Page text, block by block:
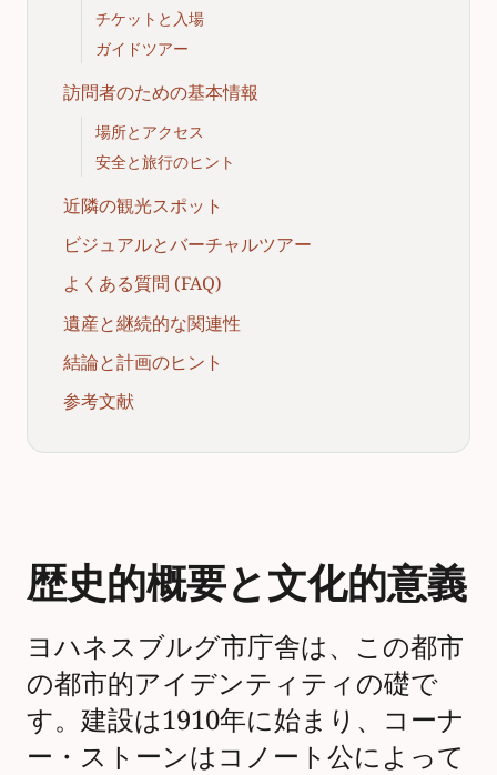
チケットと入場
ガイドツアー
訪問者のための基本情報
場所とアクセス
安全と旅行のヒント
近隣の観光スポット
ビジュアルとバーチャルツアー
よくある質問 (FAQ)
遺産と継続的な関連性
結論と計画のヒント
参考文献
歴史的概要と文化的意義
ヨハネスブルグ市庁舎は、この都市
の都市的アイデンティティの礎で
す。建設は1910年に始まり、コーナ
ー・ストーンはコノート公によって